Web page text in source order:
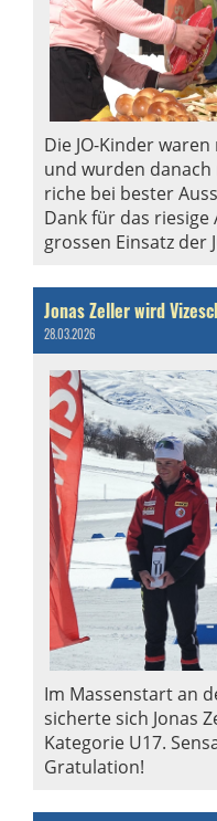
Die JO-Kinder
und wurden
riche bei bester
Dank für das
grossen Einsatz der
Jonas Zeller wird
28.03.2026
Im Massenstart an
sicherte sich Jonas
Kategorie U17.
Gratulation!